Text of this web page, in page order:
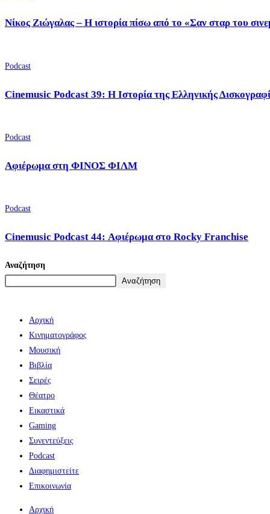
Νίκος Ζιώγαλας – Η ιστορία πίσω από το «Σαν σταρ του
Podcast
Cinemusic Podcast 39: Η Ιστορία της Ελληνικής
Podcast
Αφιέρωμα στη ΦΙΝΟΣ ΦΙΛΜ
Podcast
Cinemusic Podcast 44: Αφιέρωμα στο Rocky Franchise
Αναζήτηση
Αναζήτηση
Αρχική
Κινηματογράφος
Μουσική
Βιβλία
Σειρές
Θέατρο
Εικαστικά
Gaming
Συνεντεύξεις
Podcast
Διαφημιστείτε
Επικοινωνία
Αρχική